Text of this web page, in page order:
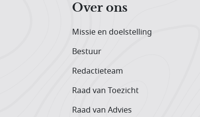
Over ons
Missie en doelstelling
Bestuur
Redactieteam
Raad van Toezicht
Raad van Advies